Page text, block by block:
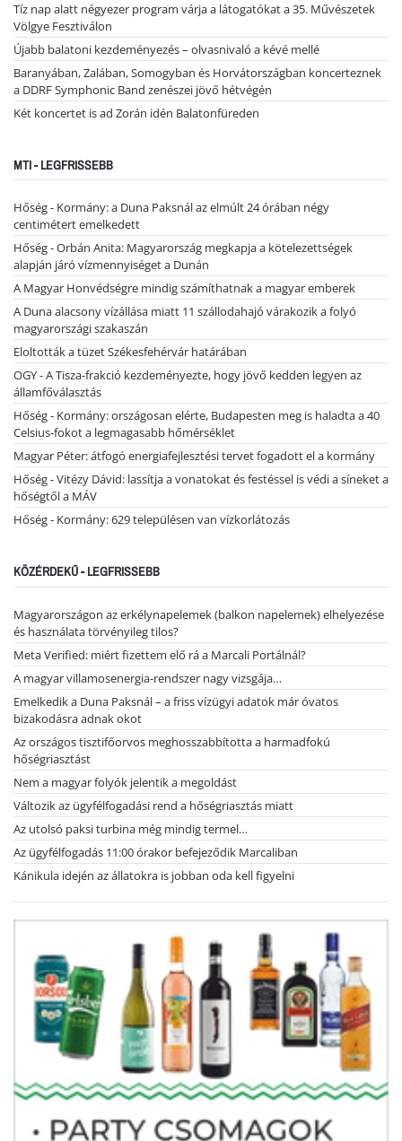
Tíz nap alatt négyezer program várja a látogatókat a 35. Művészetek
Völgye Fesztiválon
Újabb balatoni kezdeményezés – olvasnivaló a kévé mellé
Baranyában, Zalában, Somogyban és Horvátországban koncerteznek
a DDRF Symphonic Band zenészei jövő hétvégén
Két koncertet is ad Zorán idén Balatonfüreden
MTI - LEGFRISSEBB
Hőség - Kormány: a Duna Paksnál az elmúlt 24 órában négy
centimétert emelkedett
Hőség - Orbán Anita: Magyarország megkapja a kötelezettségek
alapján járó vízmennyiséget a Dunán
A Magyar Honvédségre mindig számíthatnak a magyar emberek
A Duna alacsony vízállása miatt 11 szállodahajó várakozik a folyó
magyarországi szakaszán
Eloltották a tüzet Székesfehérvár határában
OGY - A Tisza-frakció kezdeményezte, hogy jövő kedden legyen az
államfőválasztás
Hőség - Kormány: országosan elérte, Budapesten meg is haladta a 40
Celsius-fokot a legmagasabb hőmérséklet
Magyar Péter: átfogó energiafejlesztési tervet fogadott el a kormány
Hőség - Vitézy Dávid: lassítja a vonatokat és festéssel is védi a síneket a
hőségtől a MÁV
Hőség - Kormány: 629 településen van vízkorlátozás
KÖZÉRDEKŰ - LEGFRISSEBB
Magyarországon az erkélynapelemek (balkon napelemek) elhelyezése
és használata törvényileg tilos?
Meta Verified: miért fizettem elő rá a Marcali Portálnál?
A magyar villamosenergia-rendszer nagy vizsgája…
Emelkedik a Duna Paksnál – a friss vízügyi adatok már óvatos
bizakodásra adnak okot
Az országos tisztifőorvos meghosszabbította a harmadfokú
hőségriasztást
Nem a magyar folyók jelentik a megoldást
Változik az ügyfélfogadási rend a hőségriasztás miatt
Az utolsó paksi turbina még mindig termel…
Az ügyfélfogadás 11:00 órakor befejeződik Marcaliban
Kánikula idején az állatokra is jobban oda kell figyelni